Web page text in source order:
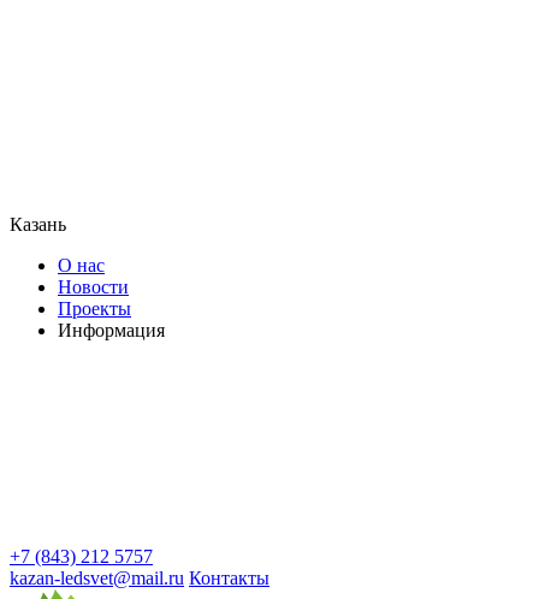
Казань
О нас
Новости
Проекты
Информация
+7 (843) 212 5757
kazan-ledsvet@mail.ru Контакты